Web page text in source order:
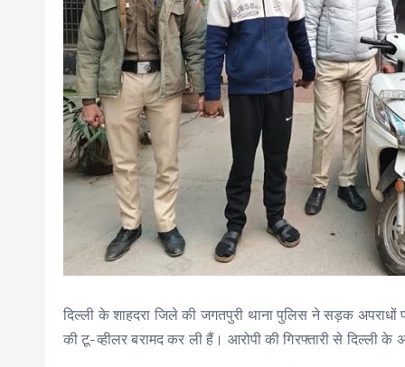
दिल्ली के शाहदरा जिले की जगतपुरी थाना पुलिस ने सड़क
की टू-व्हीलर बरामद कर ली हैं। आरोपी की गिरफ्तारी से दिल्ली